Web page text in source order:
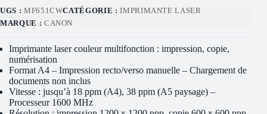
UGS : MF651CWCATÉGORIE :IMPRIMANTE LASER
MARQUE : CANON
Imprimante laser couleur multifonction : impression, copie,
numérisation
Format A4 – Impression recto/verso manuelle – Chargement de
documents non inclus
Vitesse : jusqu’à 18 ppm (A4), 38 ppm (A5 paysage) –
Processeur 1600 MHz